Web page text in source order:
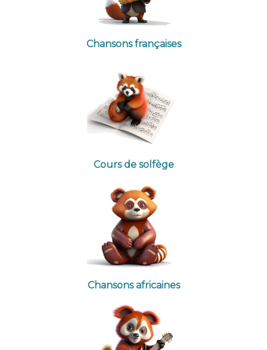
Chansons françaises
Cours de solfège
Chansons africaines